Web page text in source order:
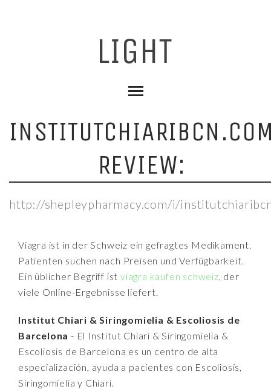
REVIEW:
http://shepleypharmacy.com/i/
Viagra ist in der Schweiz ein gefragtes Medikament.
Patienten suchen nach Preisen und Verfügbarkeit.
Ein üblicher Begriff istviagra kaufen schweiz, der
viele Online-Ergebnisse liefert.
Institut Chiari & Siringomielia & Escoliosis de
Barcelona - El Institut Chiari & Siringomielia &
Escoliosis de Barcelona es un centro de alta
especialización, ayuda a pacientes con Escoliosis,
Siringomielia y Chiari.